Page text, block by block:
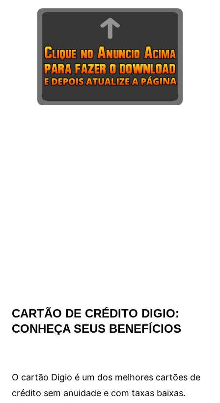
CARTÃO DE CRÉDITO DIGIO:
CONHEÇA SEUS BENEFÍCIOS
O cartão Digio é um dos melhores cartões de
crédito sem anuidade e com taxas baixas.